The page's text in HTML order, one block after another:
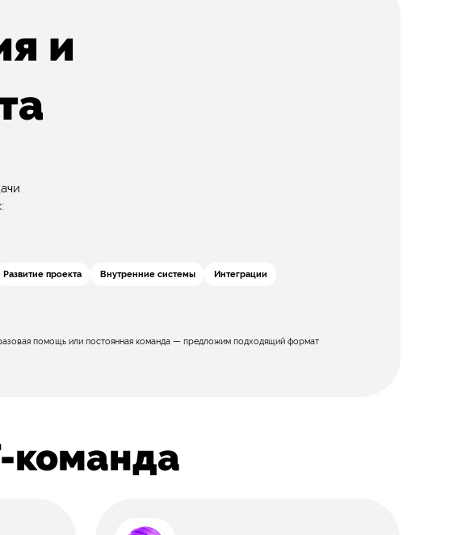
и
Развитие проекта Внутренние системы Интеграции
помощь или постоянная команда — предложим подходящий формат
команда